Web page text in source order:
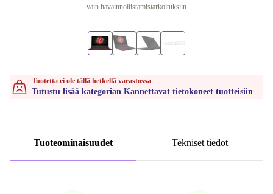
vain havainnollistamistarkoituksiin
Tuotetta ei ole tällä hetkellä varastossa
Tutustu lisää kategorian Kannettavat tietokoneet tuotteisiin
Tuoteominaisuudet Tekniset tiedot